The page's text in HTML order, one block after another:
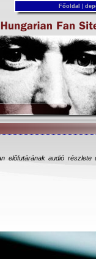
Főoldal
előfutárának audió részlete